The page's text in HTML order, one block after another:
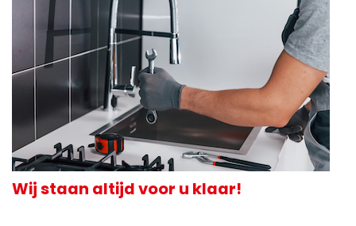
Wij staan altijd voor u klaar!